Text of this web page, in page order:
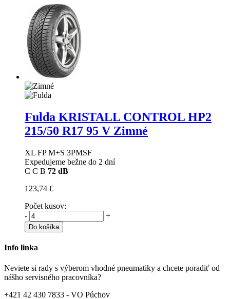
Fulda KRISTALL CONTROL HP2
215/50 R17 95 V Zimné
XL FP M+S 3PMSF
Expedujeme bežne do 2 dní
C C B 72 dB
123,74 €
Počet kusov:
-
+
Do košíka
Info linka
Neviete si rady s výberom vhodné pneumatiky a chcete poradiť od
nášho servisného pracovníka?
+421 42 430 7833 - VO Púchov